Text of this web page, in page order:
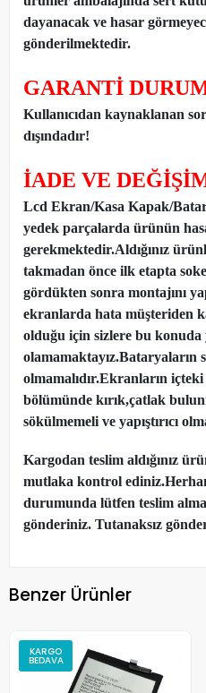
dayanacak ve hasar
gönderilmektedir.
GARANTİ
Kullanıcıdan kaynaklanan
dışındadır!
İADE VE
Lcd Ekran/Kasa Kapak/
yedek parçalarda ürünün
gerekmektedir.Aldığınız
takmadan önce ilk etapta
gördükten sonra montajını
ekranlarda hata müşteriden
olduğu için sizlere bu konuda
olamamaktayız.Bataryaların
olmamalıdır.Ekranların
bölümünde kırık,çatlak
sökülmemeli ve yapıştırıcı
Kargodan teslim aldığınız
mutlaka kontrol
durumunda lütfen teslim
gönderiniz. Tutanaksız
Benzer Ürünler
KARGO
BEDAVA